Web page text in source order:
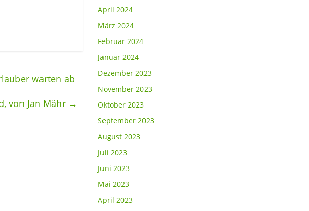
warten ab
von Jan Mähr →
April 2024
März 2024
Februar 2024
Januar 2024
Dezember 2023
November 2023
Oktober 2023
September 2023
August 2023
Juli 2023
Juni 2023
Mai 2023
April 2023